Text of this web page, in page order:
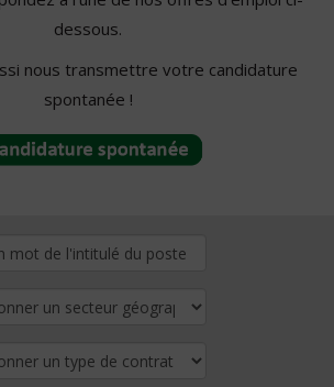
dessous.
nous transmettre votre candidature
spontanée !